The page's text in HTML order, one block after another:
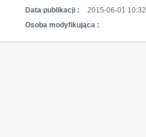
Data publikacji :
2015-06-01 10:32
Osoba modyfikująca :